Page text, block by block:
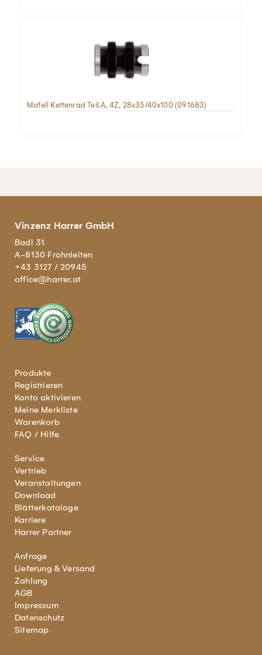
Mafell Kettenrad Teil.A, 4Z, 28x35/40x100 (091683)
Vinzenz Harrer GmbH
Badl 31
A-8130 Frohnleiten
+43 3127 / 20945
office@harrer.at
Produkte
Registrieren
Konto aktivieren
Meine Merkliste
Warenkorb
FAQ / Hilfe
Service
Vertrieb
Veranstaltungen
Download
Blätterkataloge
Karriere
Harrer Partner
Anfrage
Lieferung & Versand
Zahlung
AGB
Impressum
Datenschutz
Sitemap